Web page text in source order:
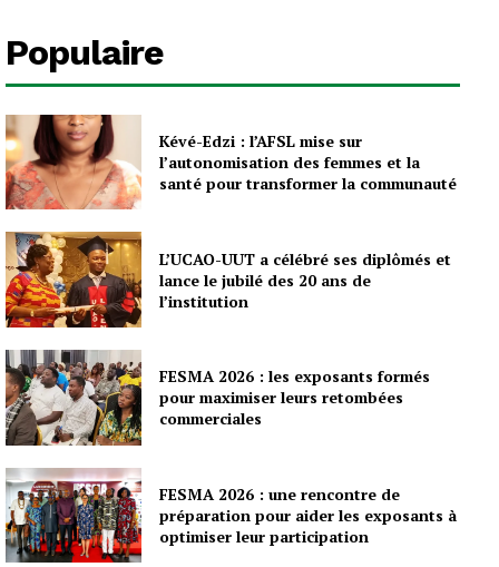
Populaire
Kévé-Edzi : l’AFSL mise sur
l’autonomisation des femmes et la
santé pour transformer la communauté
L’UCAO-UUT a célébré ses diplômés et
lance le jubilé des 20 ans de
l’institution
FESMA 2026 : les exposants formés
pour maximiser leurs retombées
commerciales
FESMA 2026 : une rencontre de
préparation pour aider les exposants à
optimiser leur participation